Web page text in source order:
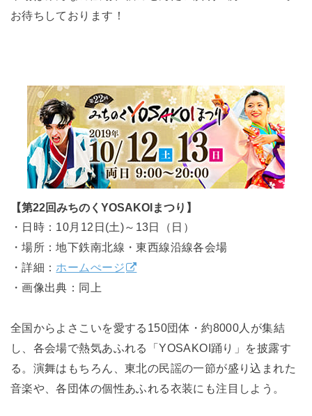
お待ちしております！
【第22回みちのくYOSAKOIまつり】
・日時：10月12日(土)～13日（日）
・場所：地下鉄南北線・東西線沿線各会場
・詳細： ホームぺージ
・画像出典：同上
全国からよさこいを愛する150団体・約8000人が集結
し、各会場で熱気あふれる「YOSAKOI踊り」を披露す
る。演舞はもちろん、東北の民謡の一節が盛り込まれた
音楽や、各団体の個性あふれる衣装にも注目しよう。